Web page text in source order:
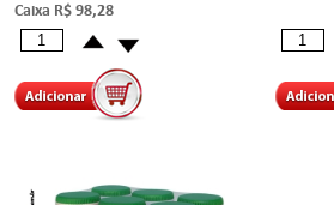
Caixa R$ 98,28